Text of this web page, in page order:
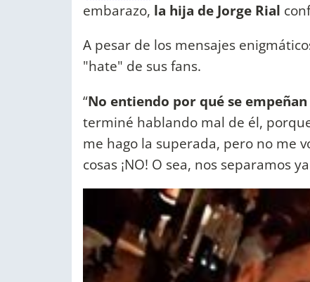
embarazo, la hija de Jorge Rial
A pesar de los mensajes
"hate" de sus fans.
“No entiendo por qué se
terminé hablando mal de él,
me hago la superada, pero no me
cosas ¡NO! O sea, nos separamos